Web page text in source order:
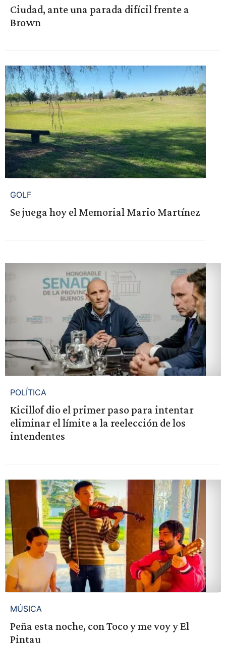
Ciudad, ante una parada difícil frente a
Brown
GOLF
Se juega hoy el Memorial Mario Martínez
POLÍTICA
Kicillof dio el primer paso para intentar
eliminar el límite a la reelección de los
intendentes
MÚSICA
Peña esta noche, con Toco y me voy y El
Pintau